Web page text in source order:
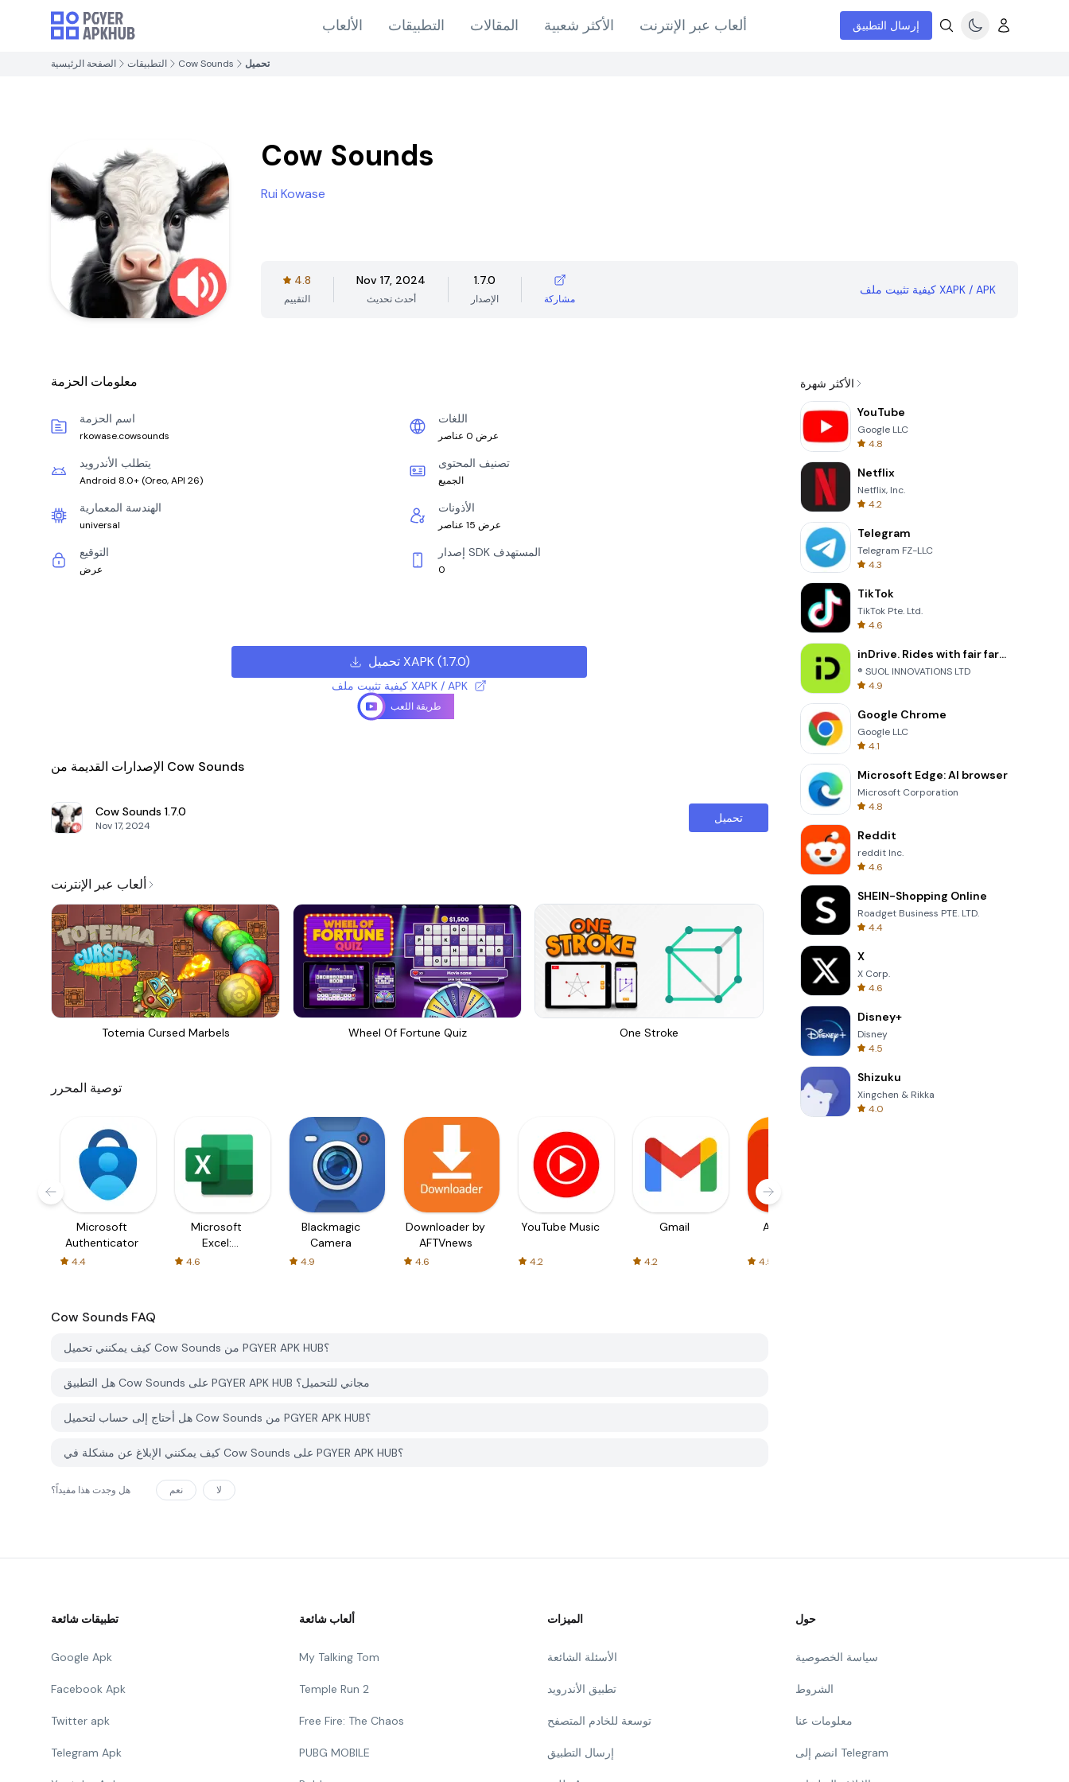
الألعاب التطبيقات المقالات الأكثر شعبية ألعاب عبر الإنترنت إرسال التطبيق
الصفحة الرئيسية التطبيقات Cow Sounds تحميل
Cow Sounds
Rui Kowase
4.8
التقييم
Nov 17, 2024
أحدث تحديث
1.7.0
الإصدار مشاركة
كيفية تثبيت ملف XAPK / APK
معلومات الحزمة
اسم الحزمة
rkowase.cowsounds
اللغات
عرض 0 عناصر
يتطلب الأندرويد
Android 8.0+ (Oreo, API 26)
تصنيف المحتوى
الجميع
الهندسة المعمارية
universal
الأذونات
عرض 15 عناصر
التوقيع
عرض
إصدار SDK المستهدف
0
تحميل XAPK(1.7.0)
كيفية تثبيت ملف XAPK / APK
طريقة اللعب
الإصدارات القديمة من Cow Sounds
Cow Sounds 1.7.0
Nov 17, 2024
تحميل
ألعاب عبر الإنترنت
Totemia Cursed Marbels Wheel Of Fortune Quiz One Stroke 8 Ball Billiards Classic
توصية المحرر
Microsoft
Authenticator
4.4
Microsoft
Excel:
Spreadsheets
4.6
Blackmagic
Camera
4.9
Downloader by
AFTVnews
4.6
YouTube Music
4.2
Gmail
4.2
AliExpress
4.5
Cow Sounds FAQ
كيف يمكنني تحميل Cow Sounds من PGYER APK HUB؟
هل التطبيق Cow Sounds على PGYER APK HUB مجاني للتحميل؟
هل أحتاج إلى حساب لتحميل Cow Sounds من PGYER APK HUB؟
كيف يمكنني الإبلاغ عن مشكلة في Cow Sounds على PGYER APK HUB؟
هل وجدت هذا مفيداً؟ نعم لا
الأكثر شهرة
YouTube
Google LLC
4.8
Netflix
Netflix, Inc.
4.2
Telegram
Telegram FZ-LLC
4.3
TikTok
TikTok Pte. Ltd.
4.6
inDrive. Rides with fair fares
® SUOL INNOVATIONS LTD
4.9
Google Chrome
Google LLC
4.1
Microsoft Edge: AI browser
Microsoft Corporation
4.8
Reddit
reddit Inc.
4.6
SHEIN-Shopping Online
Roadget Business PTE. LTD.
4.4
X
X Corp.
4.6
Disney+
Disney
4.5
Shizuku
Xingchen & Rikka
4.0
تطبيقات شائعة
Google Apk
Facebook Apk
Twitter apk
Telegram Apk
ألعاب شائعة
My Talking Tom
Temple Run 2
Free Fire: The Chaos
PUBG MOBILE
الميزات
الأسئلة الشائعة
تطبيق الأندرويد
توسعة للخادم المتصفح
إرسال التطبيق
حول
سياسة الخصوصية
الشروط
معلومات عنا
انضم إلى Telegram